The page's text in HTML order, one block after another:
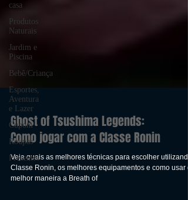
casa
Produtos
Naturais
Jardim e
Piscina
Bebê/Criança
Esportes,
Aventura
e Lazer
Cupom
Roupas
Presentes
Ghost of Tsushima Legends:
Como jogar com a Classe Ronin
Veja quais as melhores técnicas para escolher